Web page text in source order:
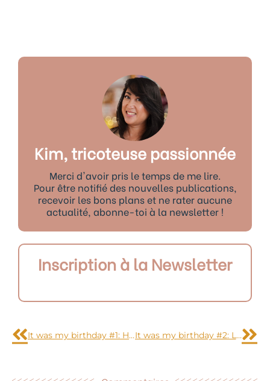
Kim, tricoteuse passionnée
Merci d'avoir pris le temps de me lire.
Pour être notifié des nouvelles publications,
recevoir les bons plans et ne rater aucune
actualité, abonne-toi à la newsletter !
Inscription à la Newsletter
It was my birthday #1: Home design It was my birthday #2: Le photobooth